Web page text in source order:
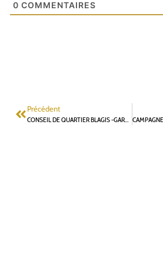
0 COMMENTAIRES
Précédent
CONSEIL DE QUARTIER BLAGIS -GARE : RETOUR SUR L’ÉVENTUEL PROJET DE PROLONGEMENT DE LA LIGNE 4 DU MÉTRO